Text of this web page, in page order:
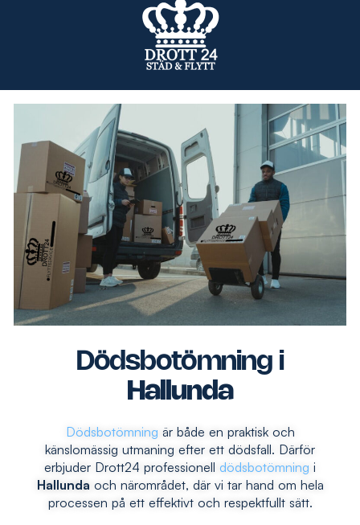
Dödsbotömning i
Hallunda
Dödsbotömning är både en praktisk och
känslomässig utmaning efter ett dödsfall. Därför
erbjuder Drott24 professionell dödsbotömning i
Hallunda och närområdet, där vi tar hand om hela
processen på ett effektivt och respektfullt sätt.